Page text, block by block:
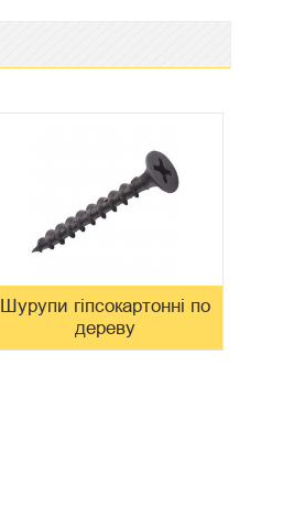
Шурупи гіпсокартонні по
дереву